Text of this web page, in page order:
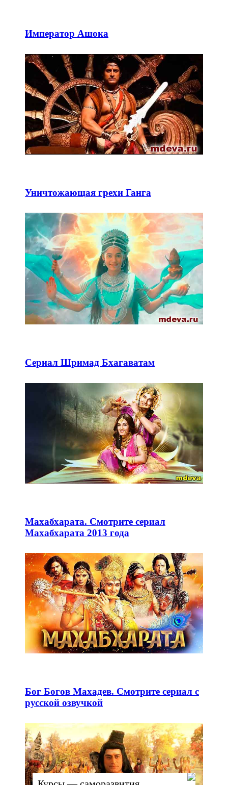
Император Ашока
Уничтожающая грехи Ганга
Сериал Шримад Бхагаватам
Махабхарата. Смотрите сериал
Махабхарата 2013 года
Бог Богов Махадев. Смотрите сериал с
русской озвучкой